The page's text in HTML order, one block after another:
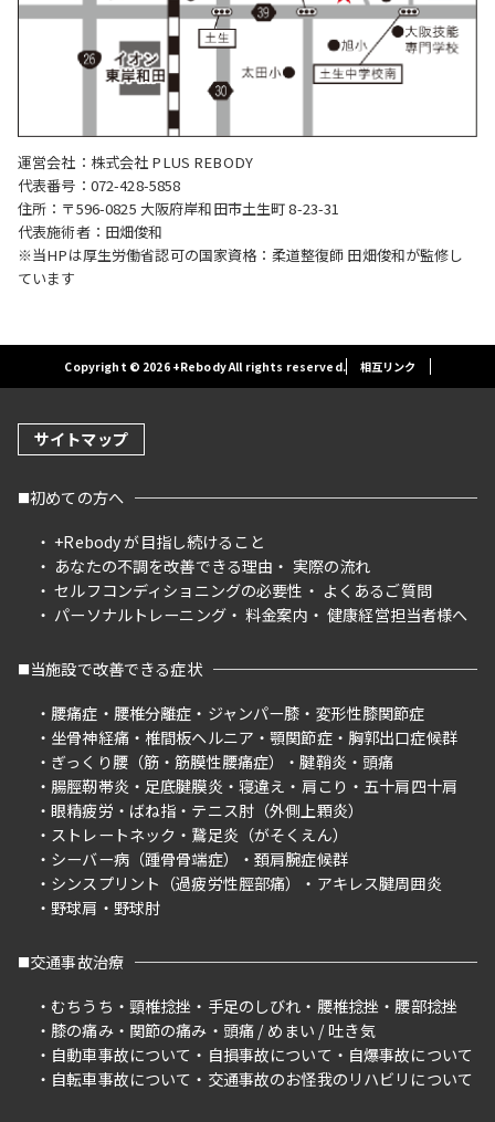
運営会社：株式会社 PLUS REBODY
代表番号：072-428-5858
住所：〒596-0825 大阪府岸和田市土生町 8-23-31
代表施術者：田畑俊和
※当HPは厚生労働省認可の国家資格：柔道整復師 田畑俊和が監修し
ています
Copyright © 2026 +Rebody All rights reserved. 相互リンク
サイトマップ
初めての方へ
+Rebody が目指し続けること
あなたの不調を改善できる理由
実際の流れ
セルフコンディショニングの必要性
よくあるご質問
パーソナルトレーニング
料金案内 健康経営担当者様へ
当施設で改善できる症状
腰痛症
腰椎分離症 ジャンパー膝
変形性膝関節症
坐骨神経痛
椎間板ヘルニア 顎関節症
胸郭出口症候群
ぎっくり腰（筋・筋膜性腰痛症）
腱鞘炎
頭痛
腸脛靭帯炎
足底腱膜炎 寝違え 肩こり
五十肩四十肩
眼精疲労
ばね指
テニス肘（外側上顆炎）
ストレートネック
鵞足炎（がそくえん）
シーバー病（踵骨骨端症）
頚肩腕症候群
シンスプリント（過疲労性脛部痛）
アキレス腱周囲炎
野球肩
野球肘
交通事故治療
むちうち
頸椎捻挫 手足のしびれ 腰椎捻挫
腰部捻挫
膝の痛み
関節の痛み
頭痛 / めまい / 吐き気
自動車事故について
自損事故について
自爆事故について
自転車事故について
交通事故のお怪我のリハビリについて